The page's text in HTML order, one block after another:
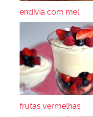
endívia com mel
frutas vermelhas